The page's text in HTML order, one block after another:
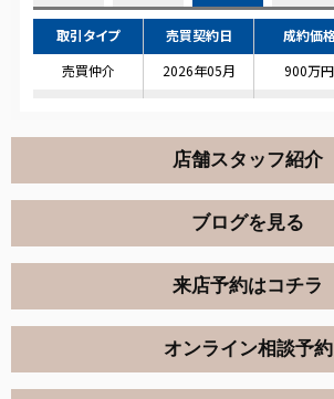
店舗スタッフ紹介
ブログを見る
来店予約はコチラ
オンライン相談予約